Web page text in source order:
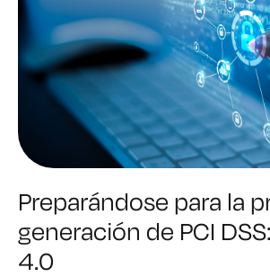
Preparándose para la
generación de PCI
4.0